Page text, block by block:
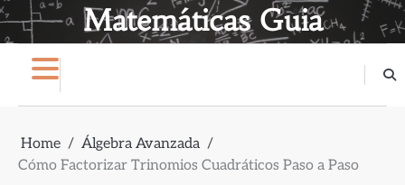
Skip
Matemáticas Guia
Home
Álgebra Avanzada
Cómo Factorizar Trinomios Cuadráticos Paso a Paso